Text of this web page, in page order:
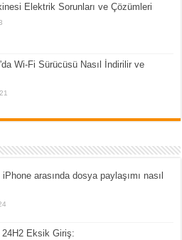
Elektrik Sorunları ve Çözümleri
Wi-Fi Sürücüsü Nasıl İndirilir ve
arasında dosya paylaşımı nasıl
24H2 Eksik Giriş: